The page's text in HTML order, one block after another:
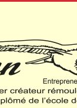
à Thèmes